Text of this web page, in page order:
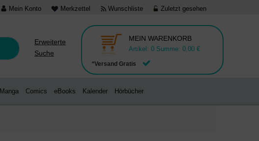
Mein Konto Merkzettel Wunschliste Zuletzt gesehen
Erweiterte
Suche
*Versand Gratis
MEIN WARENKORB
Artikel: 0 Summe: 0,00 €
Manga Comics eBooks Kalender Hörbücher